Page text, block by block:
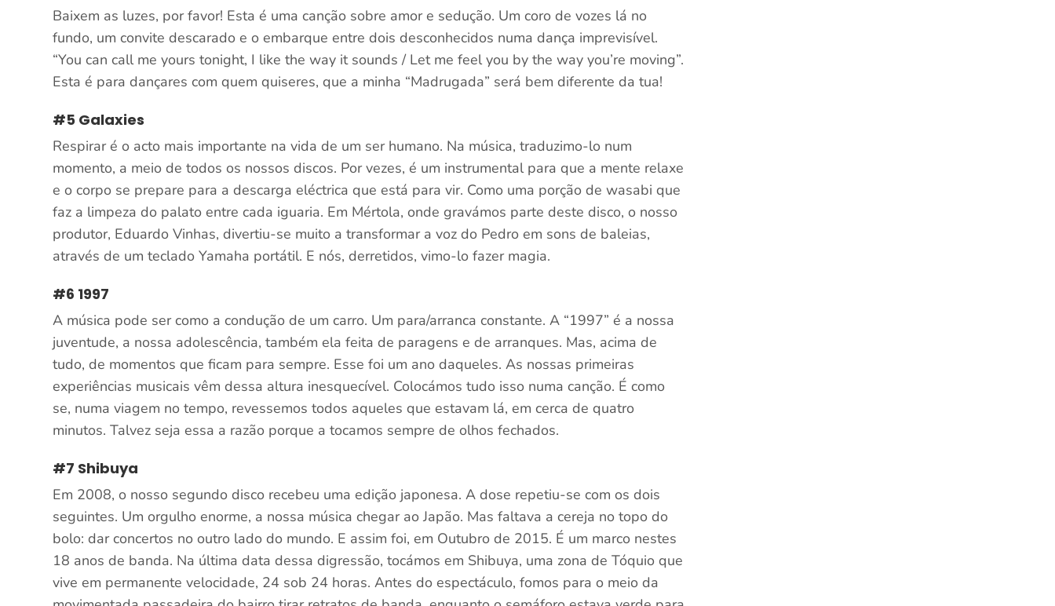
Baixem as luzes, por favor! Esta é uma canção sobre amor e sedução. Um coro de vozes lá no
fundo, um convite descarado e o embarque entre dois desconhecidos numa dança imprevisível.
“You can call me yours tonight, I like the way it sounds / Let me feel you by the way you’re moving”.
Esta é para dançares com quem quiseres, que a minha “Madrugada” será bem diferente da tua!
#5 Galaxies
Respirar é o acto mais importante na vida de um ser humano. Na música, traduzimo-lo num
momento, a meio de todos os nossos discos. Por vezes, é um instrumental para que a mente relaxe
e o corpo se prepare para a descarga eléctrica que está para vir. Como uma porção de wasabi que
faz a limpeza do palato entre cada iguaria. Em Mértola, onde gravámos parte deste disco, o nosso
produtor, Eduardo Vinhas, divertiu-se muito a transformar a voz do Pedro em sons de baleias,
através de um teclado Yamaha portátil. E nós, derretidos, vimo-lo fazer magia.
#6 1997
A música pode ser como a condução de um carro. Um para/arranca constante. A “1997” é a nossa
juventude, a nossa adolescência, também ela feita de paragens e de arranques. Mas, acima de
tudo, de momentos que ficam para sempre. Esse foi um ano daqueles. As nossas primeiras
experiências musicais vêm dessa altura inesquecível. Colocámos tudo isso numa canção. É como
se, numa viagem no tempo, revessemos todos aqueles que estavam lá, em cerca de quatro
minutos. Talvez seja essa a razão porque a tocamos sempre de olhos fechados.
#7 Shibuya
Em 2008, o nosso segundo disco recebeu uma edição japonesa. A dose repetiu-se com os dois
seguintes. Um orgulho enorme, a nossa música chegar ao Japão. Mas faltava a cereja no topo do
bolo: dar concertos no outro lado do mundo. E assim foi, em Outubro de 2015. É um marco nestes
18 anos de banda. Na última data dessa digressão, tocámos em Shibuya, uma zona de Tóquio que
vive em permanente velocidade, 24 sob 24 horas. Antes do espectáculo, fomos para o meio da